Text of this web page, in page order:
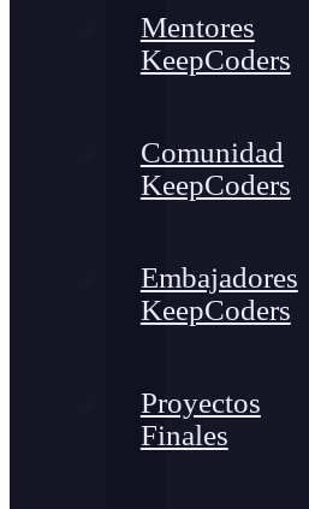
Mentores
KeepCoders
Comunidad
KeepCoders
Embajadores
KeepCoders
Proyectos
Finales